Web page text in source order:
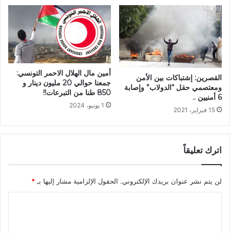
القصرين: إشتباكات بين الأمن
ومعتصمي حقل “الدولاب” وإصابة
6 أمنيين ..
15 فبراير، 2021
أمين مال الهلال الاحمر التونسي:
جمعنا حوالي 20 مليون دينار و
850 طنا من التبرعات!!
1 يونيو، 2024
اترك تعليقاً
لن يتم نشر عنوان بريدك الإلكتروني. الحقول الإلزامية مشار إليها بـ *